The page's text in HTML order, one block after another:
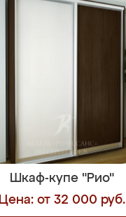
Шкаф-купе "Рио"
Цена: от 32 000 руб.